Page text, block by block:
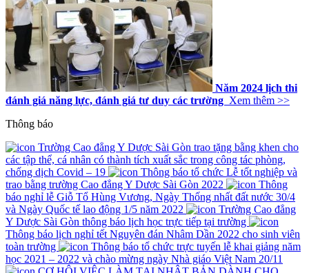
Năm 2024 lịch thi
đánh giá năng lực, đánh giá tư duy các trường Xem thêm >>
Thông báo
Trường Cao đẳng Y Dược Sài Gòn trao tặng bằng khen cho
các tập thể, cá nhân có thành tích xuất sắc trong công tác phòng,
chống dịch Covid – 19
Thông báo tổ chức Lễ tốt nghiệp và
trao bằng trường Cao đẳng Y Dược Sài Gòn 2022
Thông
báo nghỉ lễ Giỗ Tổ Hùng Vương, Ngày Thống nhất đất nước 30/4
và Ngày Quốc tế lao động 1/5 năm 2022
Trường Cao đẳng
Y Dược Sài Gòn thông báo lịch học trực tiếp tại trường
Thông báo lịch nghỉ tết Nguyên đán Nhâm Dần 2022 cho sinh viên
toàn trường
Thông báo tổ chức trực tuyến lễ khai giảng năm
học 2021 – 2022 và chào mừng ngày Nhà giáo Việt Nam 20/11